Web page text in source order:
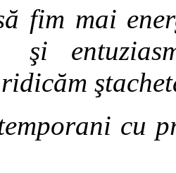
fim mai
cu